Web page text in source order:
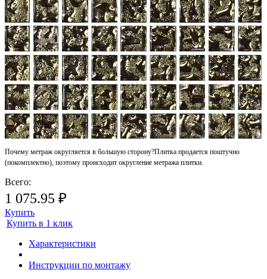
Количество упаковок
Запас на подрезку, %
Почему метраж округляется в большую сторону?Плитка продается поштучно
(покомплектно), поэтому происходит округление метража плитки.
Всего:
1 075.95 ₽
Купить
Купить в 1 клик
Характеристики
Инструкции по монтажу